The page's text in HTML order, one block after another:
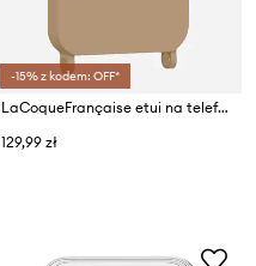
-15% z kodem: OFF*
LaCoqueFrançaise etui na telefon Iphone 15
129,99 zł